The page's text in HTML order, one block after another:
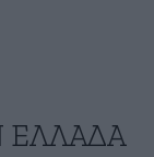
ΕΛΛΑΔΑ